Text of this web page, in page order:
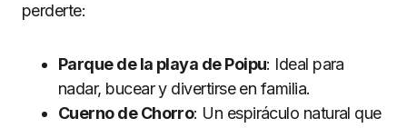
perderte:
Parque de la playa de Poipu: Ideal para
nadar, bucear y divertirse en familia.
Cuerno de Chorro: Un espiráculo natural que